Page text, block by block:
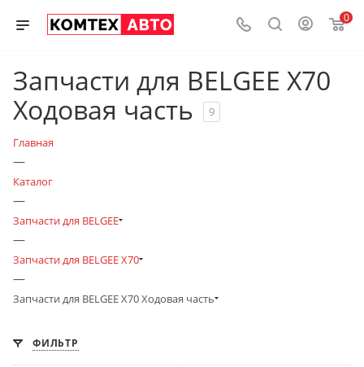
0
Запчасти для BELGEE X70
Ходовая часть
9
Главная
—
Каталог
—
Запчасти для BELGEE
—
Запчасти для BELGEE X70
—
Запчасти для BELGEE X70 Ходовая часть
ФИЛЬТР